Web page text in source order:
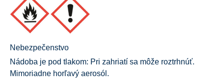
Nebezpečenstvo
Nádoba je pod tlakom: Pri zahriatí sa môže roztrhnúť.
Mimoriadne horľavý aerosól.